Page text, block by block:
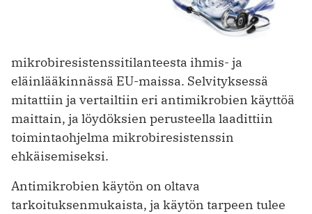
mikrobiresistenssitilanteesta ihmis- ja
eläinlääkinnässä EU-maissa. Selvityksessä
mitattiin ja vertailtiin eri antimikrobien käyttöä
maittain, ja löydöksien perusteella laadittiin
toimintaohjelma mikrobiresistenssin
ehkäisemiseksi.
Antimikrobien käytön on oltava
tarkoituksenmukaista, ja käytön tarpeen tulee